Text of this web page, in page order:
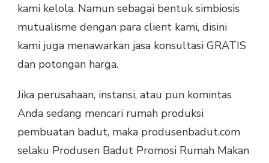
kami kelola. Namun sebagai bentuk simbiosis
mutualisme dengan para client kami, disini
kami juga menawarkan jasa konsultasi GRATIS
dan potongan harga.
Jika perusahaan, instansi, atau pun komintas
Anda sedang mencari rumah produksi
pembuatan badut, maka produsenbadut.com
selaku Produsen Badut Promosi Rumah Makan